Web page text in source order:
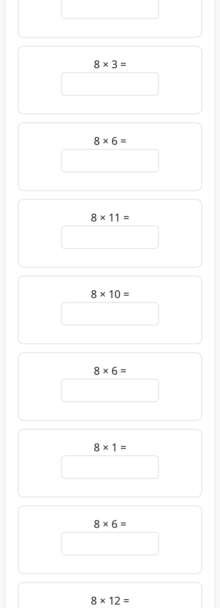
8 × 3 =
8 × 6 =
8 × 11 =
8 × 10 =
8 × 6 =
8 × 1 =
8 × 6 =
8 × 12 =